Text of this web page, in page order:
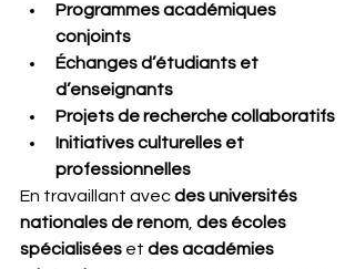
Programmes académiques
conjoints
Échanges d’étudiants et
d’enseignants
Projets de recherche collaboratifs
Initiatives culturelles et
professionnelles
En travaillant avec des universités
nationales de renom des écoles
spécialisées et des académies